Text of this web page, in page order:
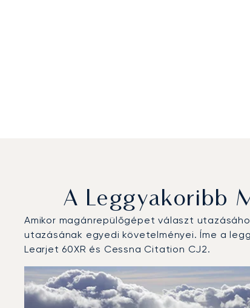
A Leggyakoribb
Amikor magánrepülőgépet választ
utazásának egyedi követelményei. Íme a
Learjet 60XR és Cessna Citation CJ2.
Niši Nagy Konstantin repülőtér : A 3 legtöbbet
Repülőgép fotója Repülőgép-típus
Sebesség (km/h) Sebesség (csomó)
Hatótávolság (NM)